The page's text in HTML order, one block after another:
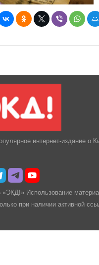
интернет-издание о
«ЭКД!» Использование
при наличии активной